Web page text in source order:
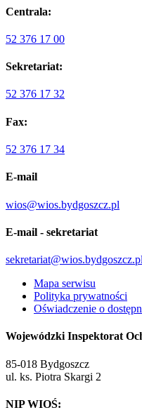
Centrala:
52 376 17 00
Sekretariat:
52 376 17 32
Fax:
52 376 17 34
E-mail
wios@wios.bydgoszcz.pl
E-mail - sekretariat
sekretariat@wios.bydgoszcz.pl
Mapa serwisu
Polityka prywatności
Oświadczenie o
Wojewódzki Inspektorat
85-018 Bydgoszcz
ul. ks. Piotra Skargi 2
NIP WIOŚ: